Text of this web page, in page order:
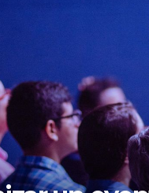
FINANZAS